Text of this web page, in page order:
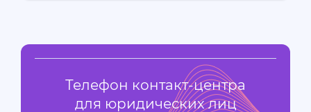
Телефон контакт-центра
для юридических лиц